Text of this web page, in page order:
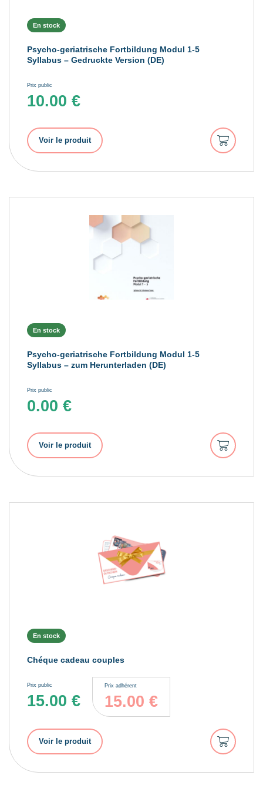
En stock
Psycho-geriatrische Fortbildung Modul 1-5
Syllabus – Gedruckte Version (DE)
Prix public
10.00 €
Voir le produit
Ajouter
au
panier
En stock
Psycho-geriatrische Fortbildung Modul 1-5
Syllabus – zum Herunterladen (DE)
Prix public
0.00 €
Voir le produit
Ajouter
au
panier
En stock
Chéque cadeau couples
Prix public
15.00 €
Prix adhérent
15.00 €
Voir le produit
Ajouter
au
panier